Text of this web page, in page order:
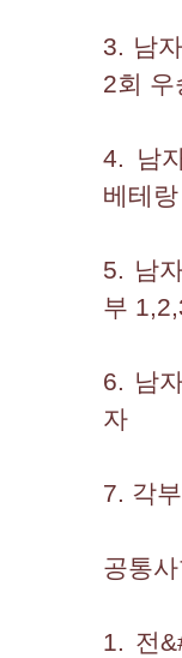
3. 남
2회 우
4. 남
베테
5. 남
부
6. 남
자
7. 각
공통
1. 전